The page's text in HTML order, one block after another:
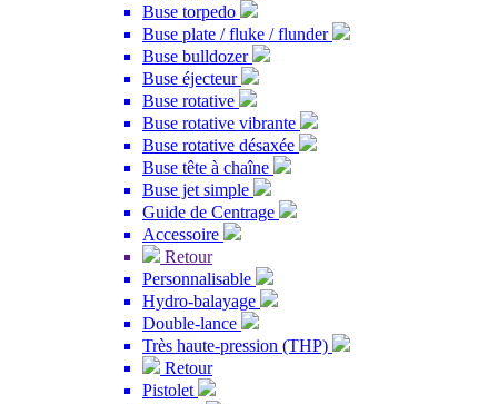
Buse torpedo
Buse plate / fluke / flunder
Buse bulldozer
Buse éjecteur
Buse rotative
Buse rotative vibrante
Buse rotative désaxée
Buse tête à chaîne
Buse jet simple
Guide de Centrage
Accessoire
Retour
Personnalisable
Hydro-balayage
Double-lance
Très haute-pression (THP)
Retour
Pistolet